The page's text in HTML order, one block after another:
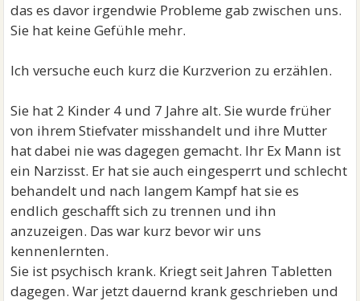
das es davor irgendwie Probleme gab zwischen uns.
Sie hat keine Gefühle mehr.
Ich versuche euch kurz die Kurzverion zu erzählen.
Sie hat 2 Kinder 4 und 7 Jahre alt. Sie wurde früher
von ihrem Stiefvater misshandelt und ihre Mutter
hat dabei nie was dagegen gemacht. Ihr Ex Mann ist
ein Narzisst. Er hat sie auch eingesperrt und schlecht
behandelt und nach langem Kampf hat sie es
endlich geschafft sich zu trennen und ihn
anzuzeigen. Das war kurz bevor wir uns
kennenlernten.
Sie ist psychisch krank. Kriegt seit Jahren Tabletten
dagegen. War jetzt dauernd krank geschrieben und